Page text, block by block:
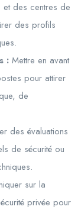
et des centres de
des profils
: Mettre en avant
pour attirer
de
des évaluations
de sécurité ou
sur la
privée pour